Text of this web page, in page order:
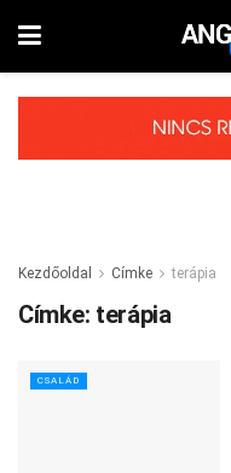
Kezdőoldal Címke terápia
Címke: terápia
CSALÁD